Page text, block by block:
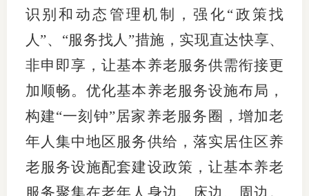
识别和动态管理机制，强化“政策找
人”、“服务找人”措施，实现直达快享、
非申即享，让基本养老服务供需衔接更
加顺畅。优化基本养老服务设施布局，
构建“一刻钟”居家养老服务圈，增加老
年人集中地区服务供给，落实居住区养
老服务设施配套建设政策，让基本养老
服务聚集在老年人身边、床边、周边。